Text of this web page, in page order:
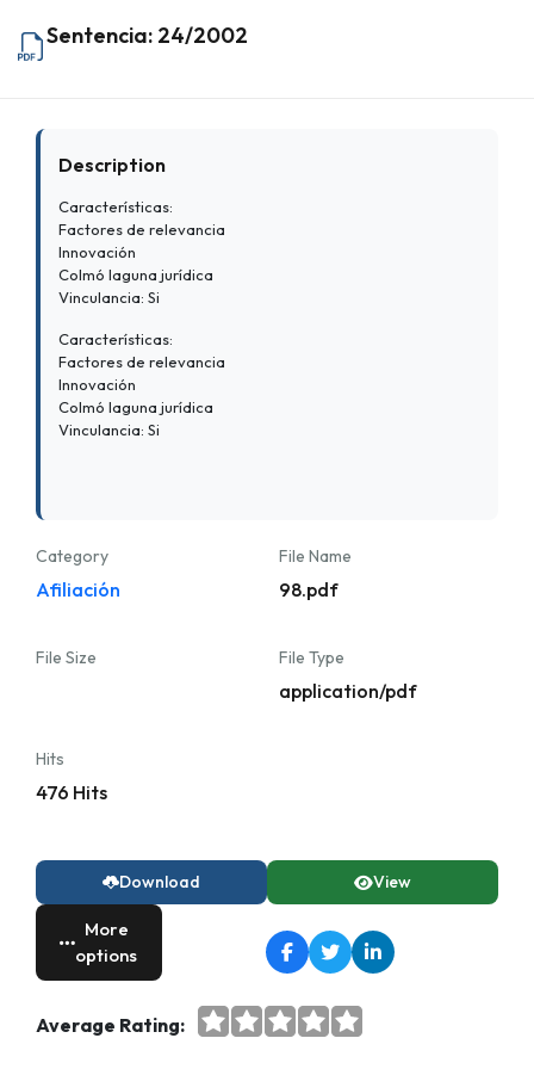
Sentencia: 24/2002
Description
Características:
Factores de relevancia
Innovación
Colmó laguna jurídica
Vinculancia: Si
Características:
Factores de relevancia
Innovación
Colmó laguna jurídica
Vinculancia: Si
Category
Afiliación
File Name
98.pdf
File Size File Type
application/pdf
Hits
476 Hits
Download View
More
options
Average Rating: